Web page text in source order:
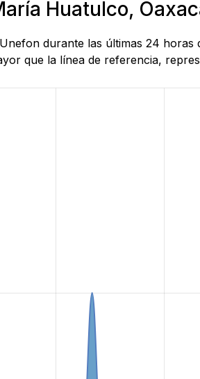
Huatulco,
durante las últimas 24
que la línea de referencia,